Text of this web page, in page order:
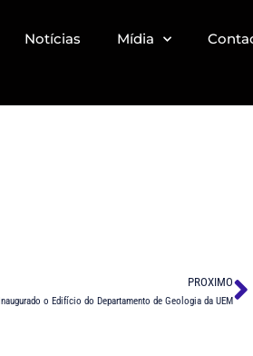
Notícias Mídia
PROXIMO
Inaugurado o Edifício do Departamento de Geologia da UEM